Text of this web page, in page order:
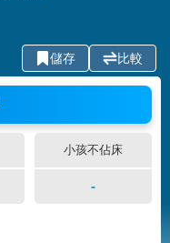
儲存 比較
小孩不佔床
-